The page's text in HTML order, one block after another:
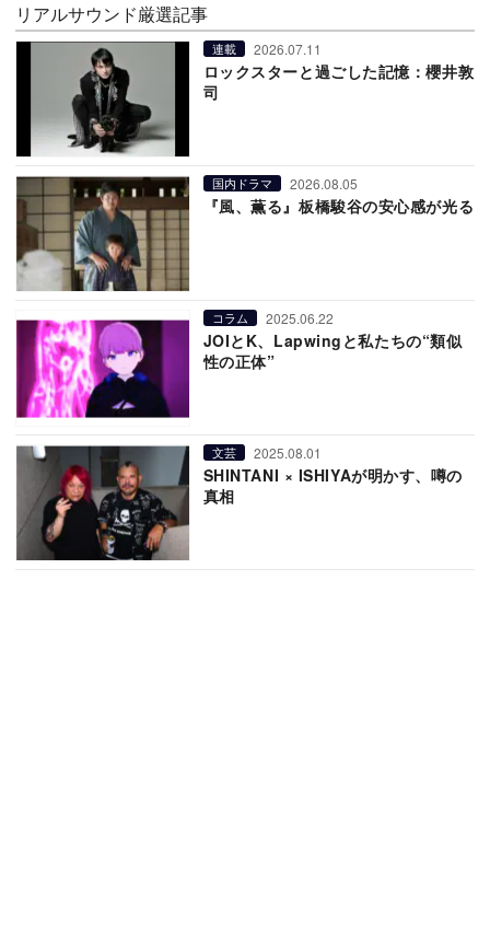
リアルサウンド厳選記事
連載 2026.07.11
ロックスターと過ごした記憶：櫻井敦
司
国内ドラマ 2026.08.05
『風、薫る』板橋駿谷の安心感が光る
コラム 2025.06.22
JOIとK、Lapwingと私たちの“類似
性の正体”
文芸 2025.08.01
SHINTANI × ISHIYAが明かす、噂の
真相